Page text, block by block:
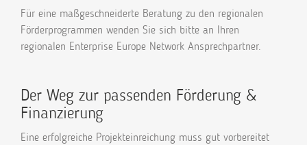
Für eine maßgeschneiderte Beratung zu den regionalen
Förderprogrammen wenden Sie sich bitte an Ihren
regionalen Enterprise Europe Network Ansprechpartner.
Der Weg zur passenden Förderung &
Finanzierung
Eine erfolgreiche Projekteinreichung muss gut vorbereitet